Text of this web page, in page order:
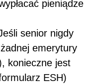
pieniądze
senior nigdy
emerytury
konieczne jest
ESH)